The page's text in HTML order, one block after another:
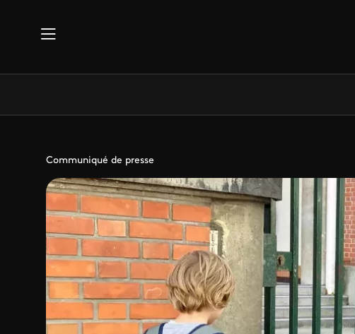
Communiqué de presse